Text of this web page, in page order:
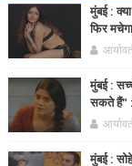
मुंबई :
फिर
मुंबई :
सकते हैं”
मुंबई :